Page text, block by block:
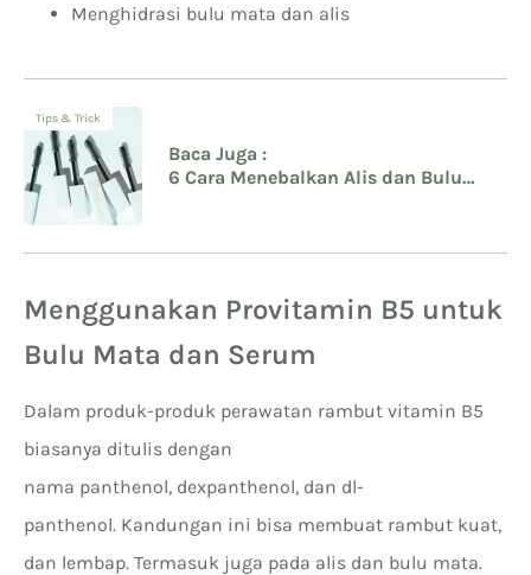
Menghidrasi bulu mata dan alis
Tips & Trick
Baca Juga :
6 Cara Menebalkan Alis dan Bulu
Menggunakan Provitamin B5 untuk
Bulu Mata dan Serum
Dalam produk-produk perawatan rambut vitamin B5
biasanya ditulis dengan
nama panthenol, dexpanthenol, dan dl-
panthenol. Kandungan ini bisa membuat rambut kuat,
dan lembap. Termasuk juga pada alis dan bulu mata.